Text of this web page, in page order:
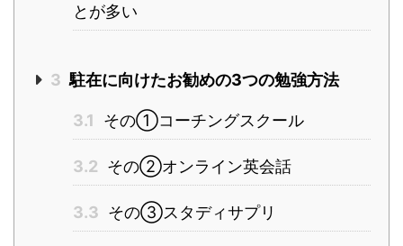
とが多い
3 駐在に向けたお勧めの3つの勉強方法
3.1 その①コーチングスクール
3.2 その②オンライン英会話
3.3 その③スタディサプリ